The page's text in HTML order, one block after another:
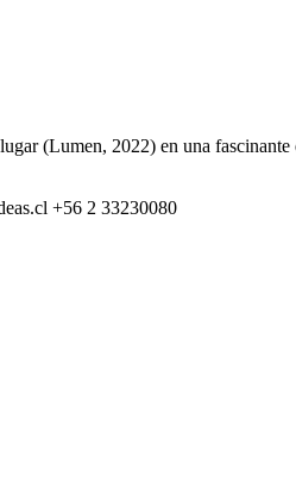
(Lumen, 2022) en una
+56 2 33230080